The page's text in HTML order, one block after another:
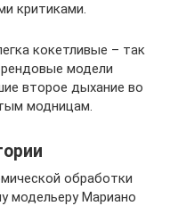
критиками.
кокетливые – так
модели
второе дыхание во
модницам.
обработки
модельеру Мариано